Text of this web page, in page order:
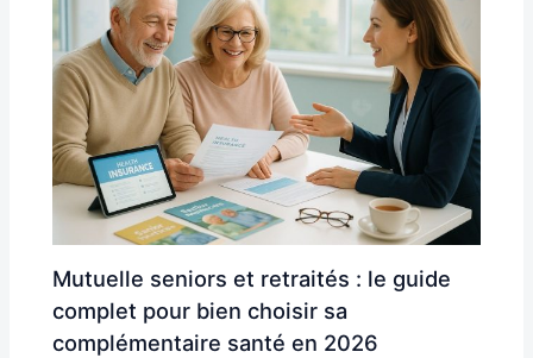
Mutuelle seniors et retraités : le guide
complet pour bien choisir sa
complémentaire santé en 2026